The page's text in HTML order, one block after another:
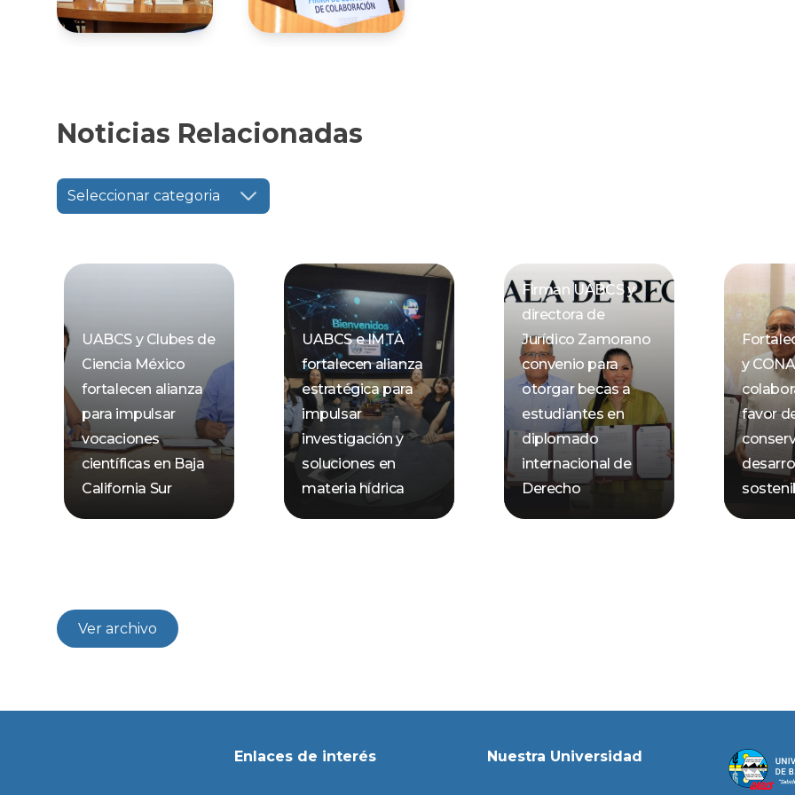
Noticias Relacionadas
Seleccionar categoria
UABCS y Clubes de
Ciencia México
fortalecen alianza
para impulsar
vocaciones
científicas en Baja
California Sur
UABCS e IMTA
fortalecen alianza
estratégica para
impulsar
investigación y
soluciones en
materia hídrica
Firman UABCS y
directora de
Jurídico Zamorano
convenio para
otorgar becas a
estudiantes en
diplomado
internacional de
Derecho
y
favor
Ver archivo
Enlaces de interés Nuestra Universidad